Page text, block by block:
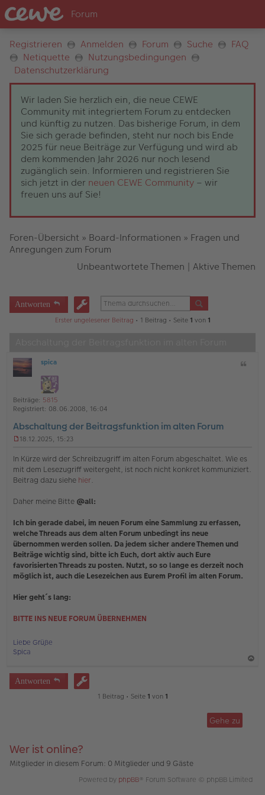
Registrieren Anmelden Forum Suche
FAQ
Netiquette
Nutzungsbedingungen
Datenschutzerklärung
Wir laden Sie herzlich ein, die neue CEWE
Community mit integriertem Forum zu entdecken
und künftig zu nutzen. Das bisherige Forum, in dem
Sie sich gerade befinden, steht nur noch bis Ende
2025 für neue Beiträge zur Verfügung und wird ab
dem kommenden Jahr 2026 nur noch lesend
zugänglich sein. Informieren und registrieren Sie
sich jetzt in der neuen CEWE Community – wir
freuen uns auf Sie!
Foren-Übersicht » Board-Informationen » Fragen und
Anregungen zum Forum
Unbeantwortete Themen | Aktive Themen
Antworten
Erster ungelesener Beitrag • 1 Beitrag • Seite 1 von 1
ff
n
e
spica
Beiträge: 5815
Registriert: 08.06.2008, 16:04
Abschaltung der Beitragsfunktion im alten Forum
n
g
e
l
s
e
r
B
e
t
r
g
18.12.2025, 15:23
In Kürze wird der Schreibzugriff im alten Forum abgeschaltet. Wie es
mit dem Lesezugriff weitergeht, ist noch nicht konkret kommuniziert.
Beitrag dazu siehe hier.
Daher meine Bitte @all:
Ich bin gerade dabei, im neuen Forum eine Sammlung zu erfassen,
welche Threads aus dem alten Forum unbedingt ins neue
übernommen werden sollen. Da jedem sicher andere Themen und
Beiträge wichtig sind, bitte ich Euch, dort aktiv auch Eure
favorisierten Threads zu posten. Nutzt, so so lange es derzeit noch
möglich ist, auch die Lesezeichen aus Eurem Profil im alten Forum.
Hier geht´s lang:
BITTE INS NEUE FORUM ÜBERNEHMEN
Liebe Grüße
Spica
Antworten
1 Beitrag • Seite 1 von 1
Gehe zu
Wer ist online?
Mitglieder in diesem Forum: 0 Mitglieder und 9 Gäste
Powered by phpBB® Forum Software © phpBB Limited